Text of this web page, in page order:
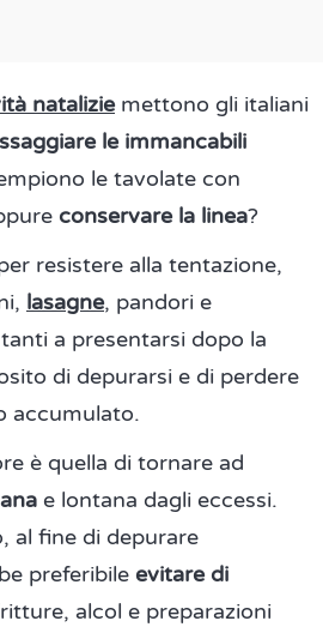
nataliziemettono gli italiani
le immancabili
le tavolate con
conservare la linea?
resistere alla tentazione,
lasagne, pandori e
a presentarsi dopo la
di depurarsi e di perdere
accumulato.
è quella di tornare ad
e lontana dagli eccessi.
al fine di depurare
preferibile evitare di
alcol e preparazioni